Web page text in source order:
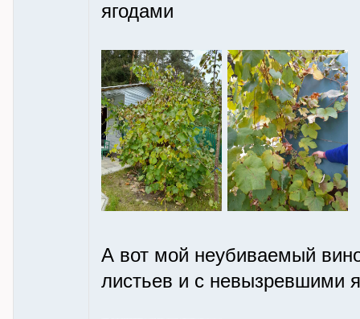
ягодами
А вот мой неубиваемый
листьев и с невызревшими